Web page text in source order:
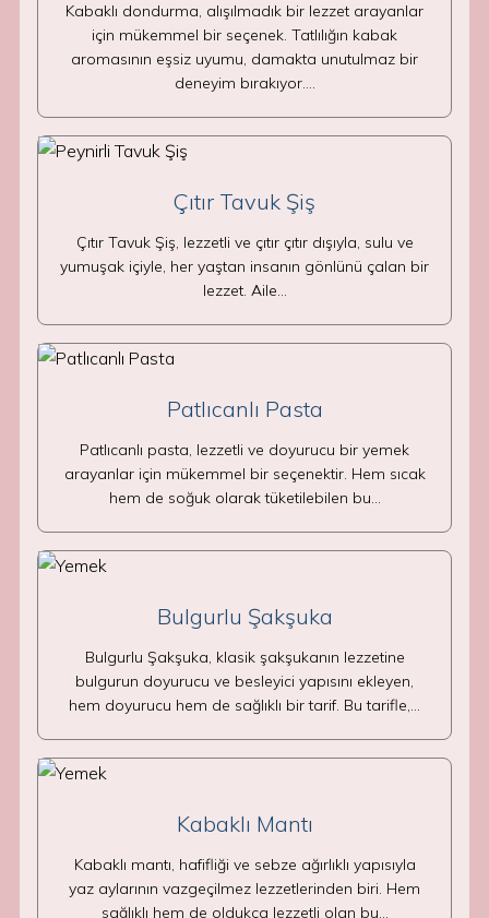
Kabaklı dondurma, alışılmadık bir lezzet arayanlar
için mükemmel bir seçenek. Tatlılığın kabak
aromasının eşsiz uyumu, damakta unutulmaz bir
deneyim bırakıyor.…
Çıtır Tavuk Şiş
Çıtır Tavuk Şiş, lezzetli ve çıtır çıtır dışıyla, sulu ve
yumuşak içiyle, her yaştan insanın gönlünü çalan bir
lezzet. Aile…
Patlıcanlı Pasta
Patlıcanlı pasta, lezzetli ve doyurucu bir yemek
arayanlar için mükemmel bir seçenektir. Hem sıcak
hem de soğuk olarak tüketilebilen bu…
Bulgurlu Şakşuka
Bulgurlu Şakşuka, klasik şakşukanın lezzetine
bulgurun doyurucu ve besleyici yapısını ekleyen,
hem doyurucu hem de sağlıklı bir tarif. Bu tarifle,…
Kabaklı Mantı
Kabaklı mantı, hafifliği ve sebze ağırlıklı yapısıyla
yaz aylarının vazgeçilmez lezzetlerinden biri. Hem
sağlıklı hem de oldukça lezzetli olan bu…